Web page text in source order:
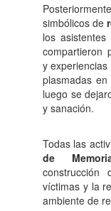
simbólicos de
los
compartieron
y
plasmadas
luego se
y sanación.
Todas las
de
víctimas y la
ambiente de